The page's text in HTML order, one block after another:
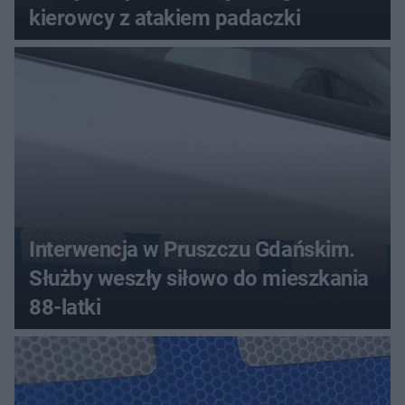
kierowcy z atakiem padaczki
Interwencja w Pruszczu Gdańskim.
Służby weszły siłowo do mieszkania
88-latki